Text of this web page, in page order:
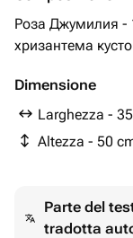
Роза Джумилия -
хризантема
Dimensione
Larghezza -
Altezza - 50
Parte del
tradotta